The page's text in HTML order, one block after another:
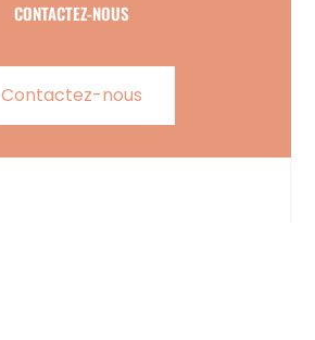
CONTACTEZ-NOUS
Contactez-nous